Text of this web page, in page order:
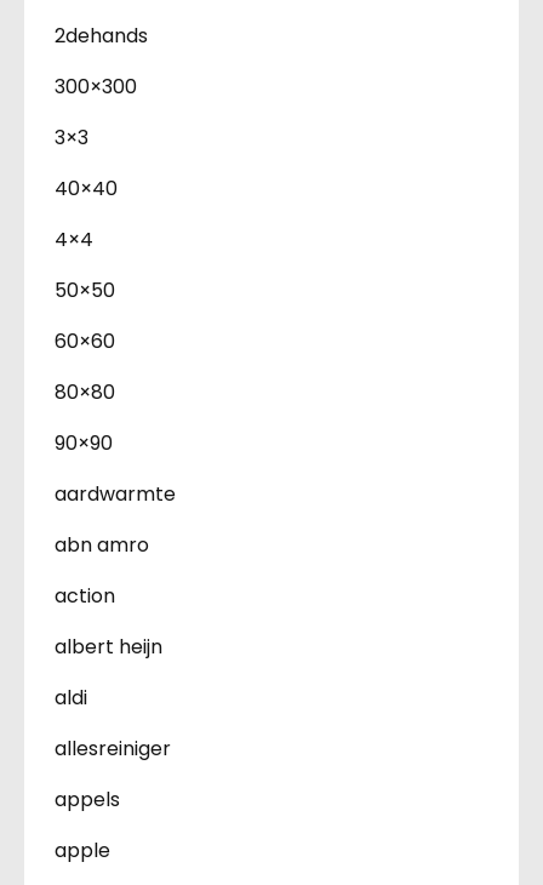
2dehands
300×300
3×3
40×40
4×4
50×50
60×60
80×80
90×90
aardwarmte
abn amro
action
albert heijn
aldi
allesreiniger
appels
apple